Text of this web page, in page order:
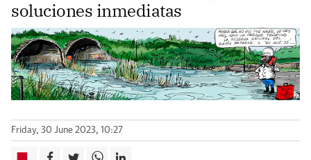
soluciones inmediatas
Friday, 30 June 2023, 10:27